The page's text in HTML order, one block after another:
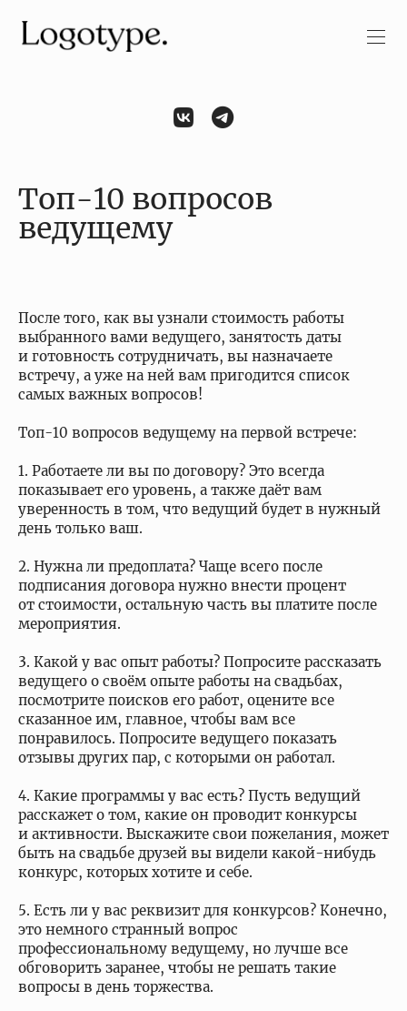
Топ-10 вопросов
ведущему
После того, как вы узнали стоимость работы
выбранного вами ведущего, занятость даты
и готовность сотрудничать, вы назначаете
встречу, а уже на ней вам пригодится список
самых важных вопросов!
Топ-10 вопросов ведущему на первой встрече:
1. Работаете ли вы по договору? Это всегда
показывает его уровень, а также даёт вам
уверенность в том, что ведущий будет в нужный
день только ваш.
2. Нужна ли предоплата? Чаще всего после
подписания договора нужно внести процент
от стоимости, остальную часть вы платите после
мероприятия.
3. Какой у вас опыт работы? Попросите рассказать
ведущего о своём опыте работы на свадьбах,
посмотрите поисков его работ, оцените все
сказанное им, главное, чтобы вам все
понравилось. Попросите ведущего показать
отзывы других пар, с которыми он работал.
4. Какие программы у вас есть? Пусть ведущий
расскажет о том, какие он проводит конкурсы
и активности. Выскажите свои пожелания, может
быть на свадьбе друзей вы видели какой-нибудь
конкурс, которых хотите и себе.
5. Есть ли у вас реквизит для конкурсов? Конечно,
это немного странный вопрос
профессиональному ведущему, но лучше все
обговорить заранее, чтобы не решать такие
вопросы в день торжества.